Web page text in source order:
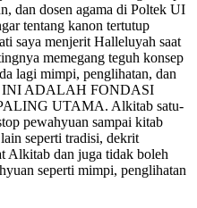
dan dosen agama di Poltek UI
tentang kanon tertutup
saya menjerit Halleluyah saat
memegang teguh konsep
lagi mimpi, penglihatan, dan
INI ADALAH FONDASI
UTAMA. Alkitab satu-
pewahyuan sampai kitab
seperti tradisi, dekrit
Alkitab dan juga tidak boleh
seperti mimpi, penglihatan